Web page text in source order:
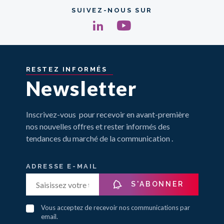
SUIVEZ-NOUS SUR
RESTEZ INFORMÉS
Newsletter
Inscrivez-vous pour recevoir en avant-première
nos nouvelles offres et rester informés des
tendances du marché de la communication .
ADRESSE E-MAIL
S'ABONNER
Vous acceptez de recevoir nos communications par
email.